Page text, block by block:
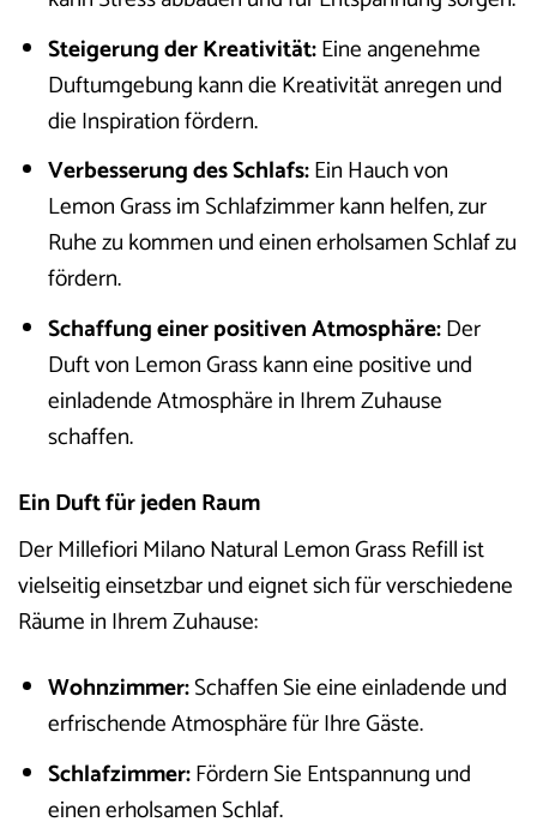
Steigerung der Kreativität:Eine angenehme
Duftumgebung kann die Kreativität anregen und
die Inspiration fördern.
Verbesserung des Schlafs:Ein Hauch von
Lemon Grass im Schlafzimmer kann helfen, zur
Ruhe zu kommen und einen erholsamen Schlaf zu
fördern.
Schaffung einer positiven Atmosphäre:Der
Duft von Lemon Grass kann eine positive und
einladende Atmosphäre in Ihrem Zuhause
schaffen.
Ein Duft für jeden Raum
Der Millefiori Milano Natural Lemon Grass Refill ist
vielseitig einsetzbar und eignet sich für verschiedene
Räume in Ihrem Zuhause:
Wohnzimmer:Schaffen Sie eine einladende und
erfrischende Atmosphäre für Ihre Gäste.
Schlafzimmer:Fördern Sie Entspannung und
einen erholsamen Schlaf.